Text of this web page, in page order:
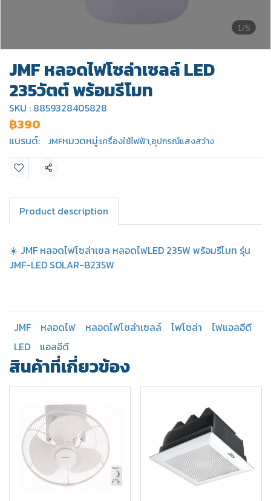
1/5
JMF หลอดไฟโซล่าเซลล์ LED
235วัตต์ พร้อมรีโมท
SKU : 8859328405828
฿390
แบรนด์: JMFหมวดหมู่:เครื่องใช้ไฟฟ้า,อุปกรณ์แสงสว่าง
แชร์
Product description
☀️ JMF หลอดไฟโซล่าเซล หลอดไฟLED 235W พร้อมรีโมท รุ่น
JMF-LED SOLAR-B235W
JMF หลอดไฟ หลอดไฟโซล่าเซลล์ ไฟโซล่า
ไฟแอลอีดี
LED
แอลอีดี
สินค้าที่เกี่ยวข้อง